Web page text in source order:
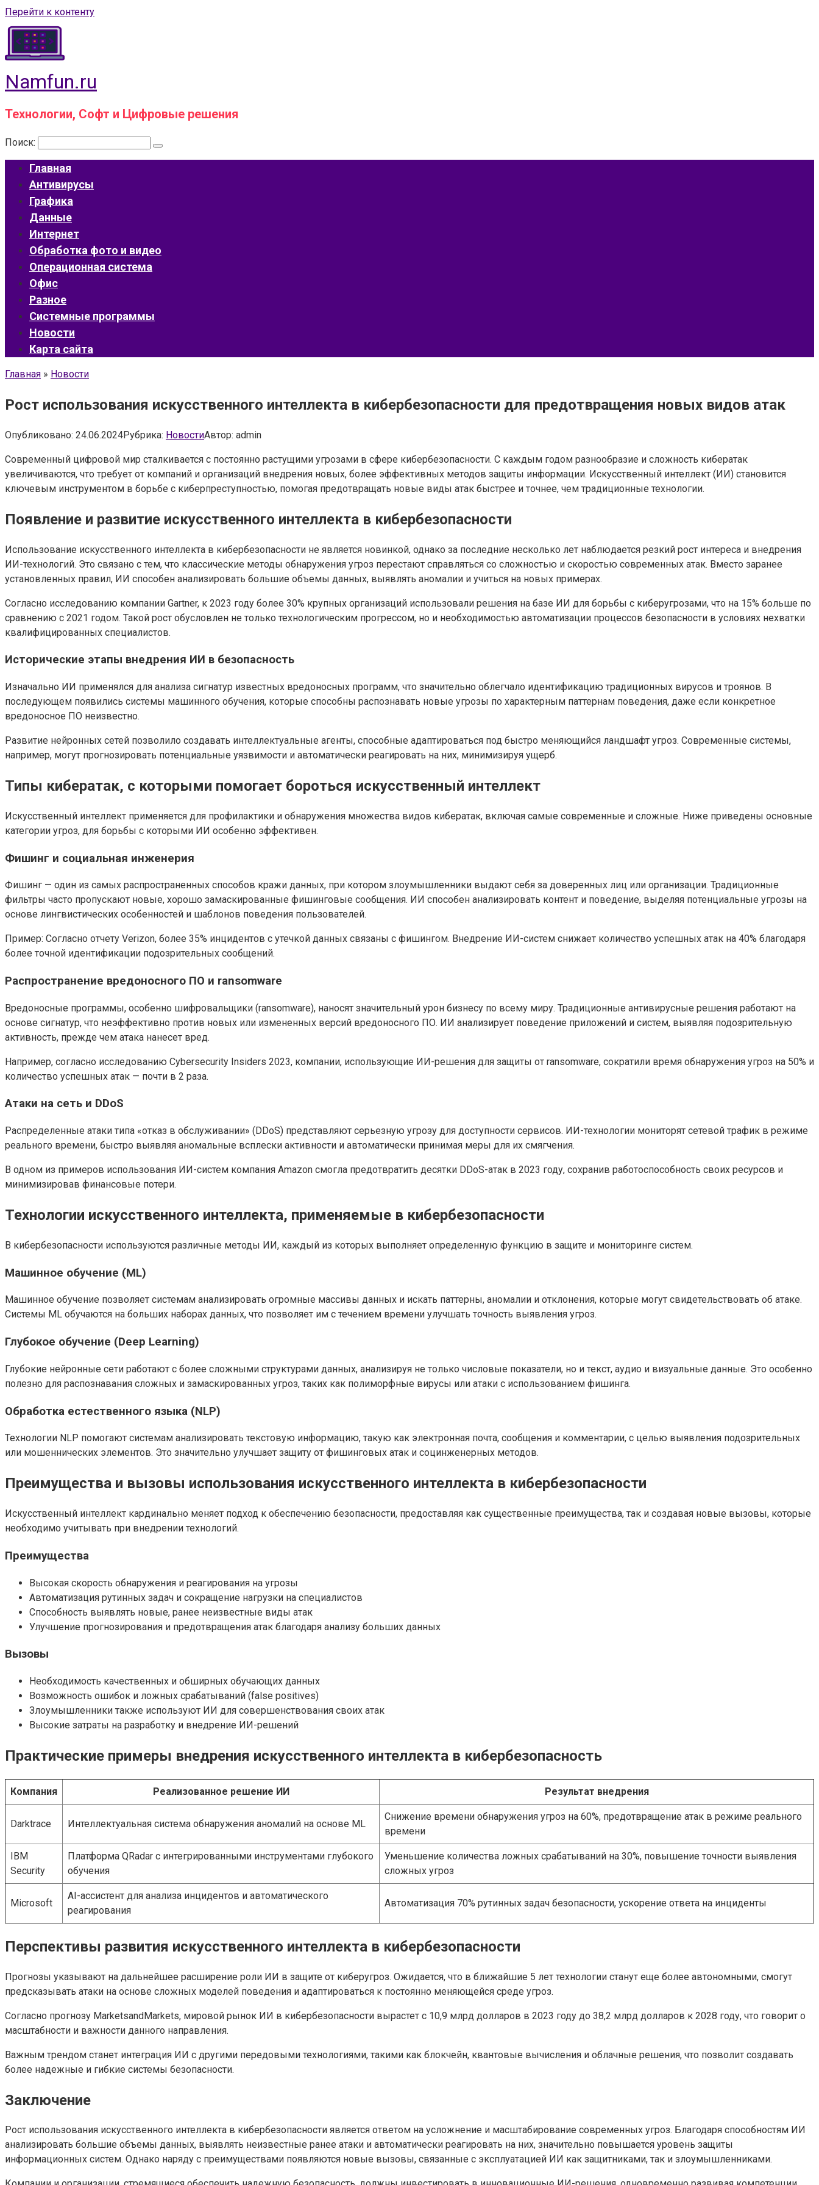
Перейти к контенту
Namfun.ru
Технологии, Софт и Цифровые решения
Поиск:
Главная
Антивирусы
Графика
Данные
Интернет
Обработка фото и видео
Операционная система
Офис
Разное
Системные программы
Новости
Карта сайта
Главная » Новости
Рост использования искусственного интеллекта в кибербезопасности для предотвращения новых видов атак
Опубликовано: 24.06.2024Рубрика: НовостиАвтор: admin
Современный цифровой мир сталкивается с постоянно растущими угрозами в сфере кибербезопасности. С каждым годом разнообразие и сложность кибератак
увеличиваются, что требует от компаний и организаций внедрения новых, более эффективных методов защиты информации. Искусственный интеллект (ИИ) становится
ключевым инструментом в борьбе с киберпреступностью, помогая предотвращать новые виды атак быстрее и точнее, чем традиционные технологии.
Появление и развитие искусственного интеллекта в кибербезопасности
Использование искусственного интеллекта в кибербезопасности не является новинкой, однако за последние несколько лет наблюдается резкий рост интереса и внедрения
ИИ-технологий. Это связано с тем, что классические методы обнаружения угроз перестают справляться со сложностью и скоростью современных атак. Вместо заранее
установленных правил, ИИ способен анализировать большие объемы данных, выявлять аномалии и учиться на новых примерах.
Согласно исследованию компании Gartner, к 2023 году более 30% крупных организаций использовали решения на базе ИИ для борьбы с киберугрозами, что на 15% больше по
сравнению с 2021 годом. Такой рост обусловлен не только технологическим прогрессом, но и необходимостью автоматизации процессов безопасности в условиях нехватки
квалифицированных специалистов.
Исторические этапы внедрения ИИ в безопасность
Изначально ИИ применялся для анализа сигнатур известных вредоносных программ, что значительно облегчало идентификацию традиционных вирусов и троянов. В
последующем появились системы машинного обучения, которые способны распознавать новые угрозы по характерным паттернам поведения, даже если конкретное
вредоносное ПО неизвестно.
Развитие нейронных сетей позволило создавать интеллектуальные агенты, способные адаптироваться под быстро меняющийся ландшафт угроз. Современные системы,
например, могут прогнозировать потенциальные уязвимости и автоматически реагировать на них, минимизируя ущерб.
Типы кибератак, с которыми помогает бороться искусственный интеллект
Искусственный интеллект применяется для профилактики и обнаружения множества видов кибератак, включая самые современные и сложные. Ниже приведены основные
категории угроз, для борьбы с которыми ИИ особенно эффективен.
Фишинг и социальная инженерия
Фишинг — один из самых распространенных способов кражи данных, при котором злоумышленники выдают себя за доверенных лиц или организации. Традиционные
фильтры часто пропускают новые, хорошо замаскированные фишинговые сообщения. ИИ способен анализировать контент и поведение, выделяя потенциальные угрозы на
основе лингвистических особенностей и шаблонов поведения пользователей.
Пример: Согласно отчету Verizon, более 35% инцидентов с утечкой данных связаны с фишингом. Внедрение ИИ-систем снижает количество успешных атак на 40% благодаря
более точной идентификации подозрительных сообщений.
Распространение вредоносного ПО и ransomware
Вредоносные программы, особенно шифровальщики (ransomware), наносят значительный урон бизнесу по всему миру. Традиционные антивирусные решения работают на
основе сигнатур, что неэффективно против новых или измененных версий вредоносного ПО. ИИ анализирует поведение приложений и систем, выявляя подозрительную
активность, прежде чем атака нанесет вред.
Например, согласно исследованию Cybersecurity Insiders 2023, компании, использующие ИИ-решения для защиты от ransomware, сократили время обнаружения угроз на 50% и
количество успешных атак — почти в 2 раза.
Атаки на сеть и DDoS
Распределенные атаки типа «отказ в обслуживании» (DDoS) представляют серьезную угрозу для доступности сервисов. ИИ-технологии мониторят сетевой трафик в режиме
реального времени, быстро выявляя аномальные всплески активности и автоматически принимая меры для их смягчения.
В одном из примеров использования ИИ-систем компания Amazon смогла предотвратить десятки DDoS-атак в 2023 году, сохранив работоспособность своих ресурсов и
минимизировав финансовые потери.
Технологии искусственного интеллекта, применяемые в кибербезопасности
В кибербезопасности используются различные методы ИИ, каждый из которых выполняет определенную функцию в защите и мониторинге систем.
Машинное обучение (ML)
Машинное обучение позволяет системам анализировать огромные массивы данных и искать паттерны, аномалии и отклонения, которые могут свидетельствовать об атаке.
Системы ML обучаются на больших наборах данных, что позволяет им с течением времени улучшать точность выявления угроз.
Глубокое обучение (Deep Learning)
Глубокие нейронные сети работают с более сложными структурами данных, анализируя не только числовые показатели, но и текст, аудио и визуальные данные. Это особенно
полезно для распознавания сложных и замаскированных угроз, таких как полиморфные вирусы или атаки с использованием фишинга.
Обработка естественного языка (NLP)
Технологии NLP помогают системам анализировать текстовую информацию, такую как электронная почта, сообщения и комментарии, с целью выявления подозрительных
или мошеннических элементов. Это значительно улучшает защиту от фишинговых атак и социнженерных методов.
Преимущества и вызовы использования искусственного интеллекта в кибербезопасности
Искусственный интеллект кардинально меняет подход к обеспечению безопасности, предоставляя как существенные преимущества, так и создавая новые вызовы, которые
необходимо учитывать при внедрении технологий.
Преимущества
Высокая скорость обнаружения и реагирования на угрозы
Автоматизация рутинных задач и сокращение нагрузки на специалистов
Способность выявлять новые, ранее неизвестные виды атак
Улучшение прогнозирования и предотвращения атак благодаря анализу больших данных
Вызовы
Необходимость качественных и обширных обучающих данных
Возможность ошибок и ложных срабатываний (false positives)
Злоумышленники также используют ИИ для совершенствования своих атак
Высокие затраты на разработку и внедрение ИИ-решений
Практические примеры внедрения искусственного интеллекта в кибербезопасность
Компания Реализованное решение ИИ Результат внедрения
Darktrace Интеллектуальная система обнаружения аномалий на основе ML
Снижение времени обнаружения угроз на 60%, предотвращение атак в режиме реального
времени
IBM
Security
Платформа QRadar с интегрированными инструментами глубокого
обучения
Уменьшение количества ложных срабатываний на 30%, повышение точности выявления
сложных угроз
Microsoft
AI-ассистент для анализа инцидентов и автоматического
реагирования
Автоматизация 70% рутинных задач безопасности, ускорение ответа на инциденты
Перспективы развития искусственного интеллекта в кибербезопасности
Прогнозы указывают на дальнейшее расширение роли ИИ в защите от киберугроз. Ожидается, что в ближайшие 5 лет технологии станут еще более автономными, смогут
предсказывать атаки на основе сложных моделей поведения и адаптироваться к постоянно меняющейся среде угроз.
Согласно прогнозу MarketsandMarkets, мировой рынок ИИ в кибербезопасности вырастет с 10,9 млрд долларов в 2023 году до 38,2 млрд долларов к 2028 году, что говорит о
масштабности и важности данного направления.
Важным трендом станет интеграция ИИ с другими передовыми технологиями, такими как блокчейн, квантовые вычисления и облачные решения, что позволит создавать
более надежные и гибкие системы безопасности.
Заключение
Рост использования искусственного интеллекта в кибербезопасности является ответом на усложнение и масштабирование современных угроз. Благодаря способностям ИИ
анализировать большие объемы данных, выявлять неизвестные ранее атаки и автоматически реагировать на них, значительно повышается уровень защиты
информационных систем. Однако наряду с преимуществами появляются новые вызовы, связанные с эксплуатацией ИИ как защитниками, так и злоумышленниками.